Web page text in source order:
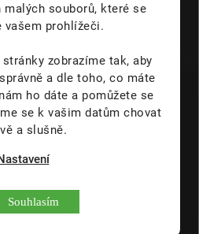
souborů, které se
vašem prohlížeči.
zobrazíme tak, aby
a dle toho, co máte
ho dáte a pomůžete se
se k vašim datům chovat
a slušně.
Souhlasím
zasílat informace o nových